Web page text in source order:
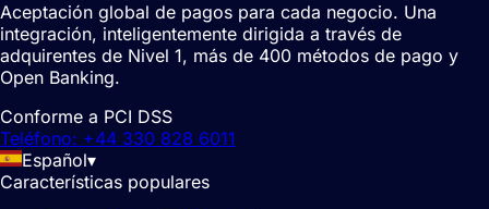
Aceptación global de pagos para cada negocio. Una
integración, inteligentemente dirigida a través de
adquirentes de Nivel 1, más de 400 métodos de pago y
Open Banking.
Conforme a PCI DSS
Teléfono: +44 330 828 6011
Español▾
Características populares